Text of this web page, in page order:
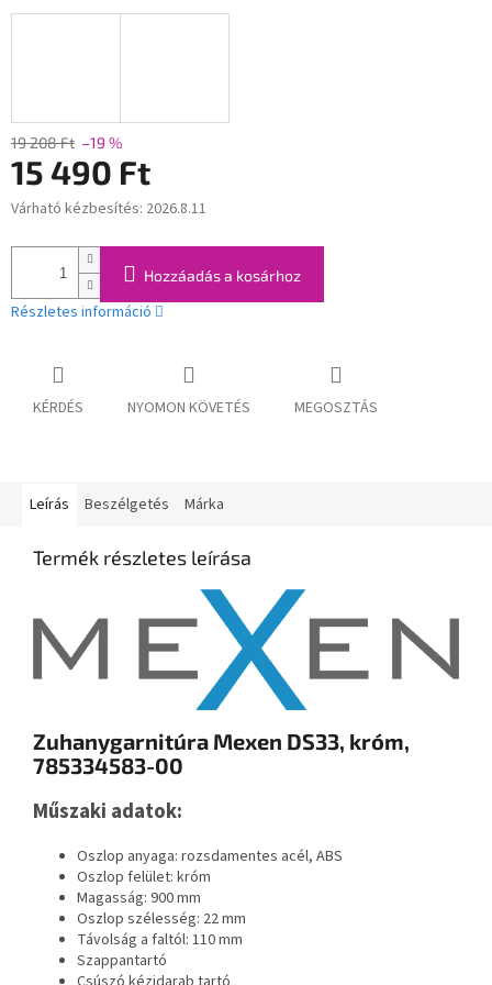
19 208 Ft –19 %
15 490 Ft
Egységár:
Várható kézbesítés: 2026.8.11
Hozzáadás a kosárhoz
Részletes információ
KÉRDÉS NYOMON KÖVETÉS MEGOSZTÁS
Leírás Beszélgetés Márka
Termék részletes leírása
Zuhanygarnitúra Mexen DS33, króm,
785334583-00
Műszaki adatok:
Oszlop anyaga: rozsdamentes acél, ABS
Oszlop felület: króm
Magasság: 900 mm
Oszlop szélesség: 22 mm
Távolság a faltól: 110 mm
Szappantartó